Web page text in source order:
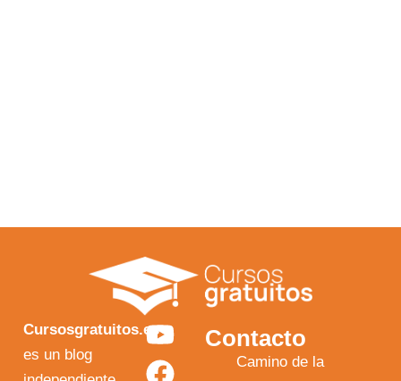
Cursosgratuitos.es
es un blog
Y
o
F
a
I
n
X
-
Contacto
Camino de la